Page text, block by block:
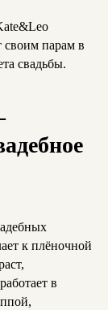
своим парам в
свадьбы.
к плёночной
в